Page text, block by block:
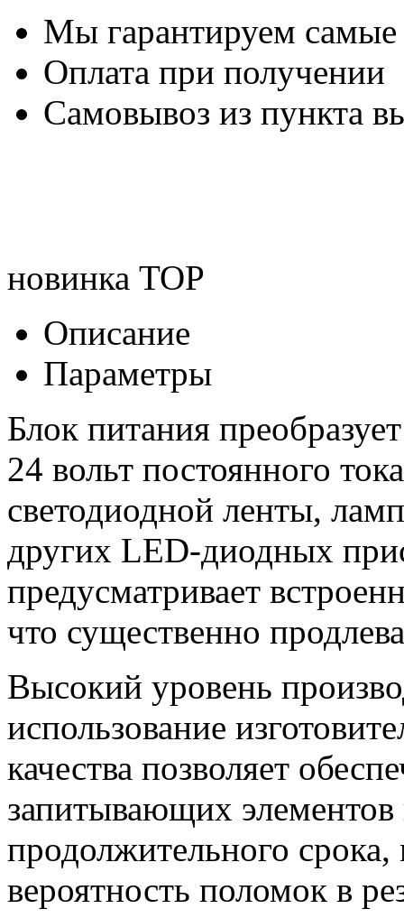
Мы гарантируем
Оплата при получении
Самовывоз из пункта
новинка TOP
Описание
Параметры
Блок питания
24 вольт постоянного
светодиодной ленты,
других LED-диодных
предусматривает
что существенно
Высокий уровень
использование
качества позволяет
запитывающих элементов
продолжительного
вероятность поломок в